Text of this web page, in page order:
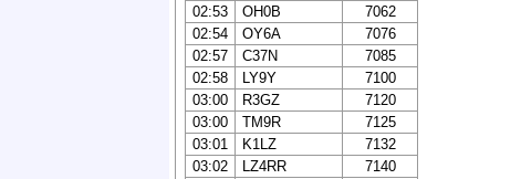
02:53
OH0B
7062
02:54
OY6A
7076
02:57
C37N
7085
02:58
LY9Y
7100
03:00
R3GZ
7120
03:00
TM9R
7125
03:01
K1LZ
7132
03:02
LZ4RR
7140